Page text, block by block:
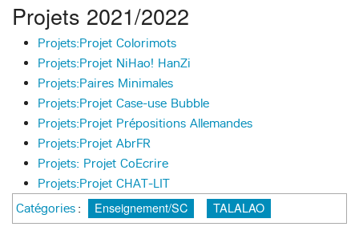
Projets 2021/2022
Projets:Projet Colorimots
Projets:Projet NiHao! HanZi
Projets:Paires Minimales
Projets:Projet Case-use Bubble
Projets:Projet Prépositions Allemandes
Projets:Projet AbrFR
Projets: Projet CoEcrire
Projets:Projet CHAT-LIT
Catégories : Enseignement/SC TALALAO